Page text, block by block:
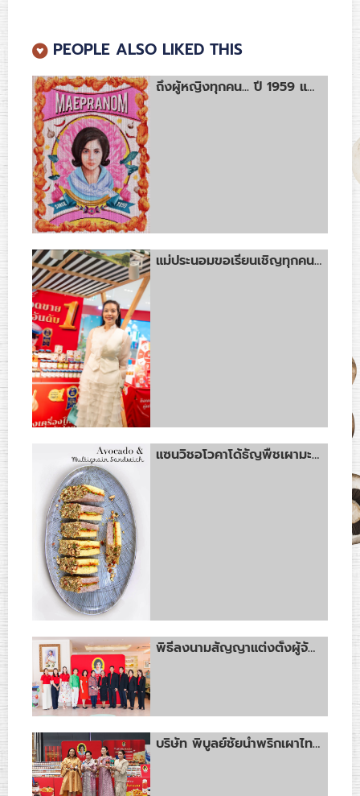
PEOPLE ALSO LIKED THIS
ถึงผู้หญิงทุกคน... ปี 1959 แม่ประนอมเกิดมาพร้อมกรอบ...ที่กำหนดโดยผู้ชาย ปี 2020 นี้ แม่ขอออกจากกรอบเดิม สร้างกรอบใหม่ที่ผู้หญิงกำหนดเอง
แม่ประนอมขอเรียนเชิญทุกคนมาร่วมงานเทศกาลแห่งสุขภาพ ที่มุ่งพัฒนาเกษตรอย่างยั่งยืน "Royal Project Gastronomy Festival 2026"
แซนวิชอโวคาโด้ธัญพืชเผามะกอก
พิธีลงนามสัญญาแต่งตั้งผู้จัดจำหน่าย ระหว่าง บริษัท พิบูลย์ชัยน้ำพริกเผาไทยแม่ประนอม จำกัด และ ห้างหุ้นส่วนจำกัด ซันนี่กรุ๊ปลพบุรี
บริษัท พิบูลย์ชัยน้ำพริกเผาไทยแม่ประนอม จำกัด ร่วมงานออกร้านคณะภริยาทูต ครั้งที่ 57 รายได้ทั้งหมดมอบให้สภากาชาดไทย